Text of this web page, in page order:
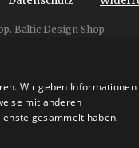
. Baltic Design Shop
Wir geben Informationen
mit anderen
gesammelt haben.